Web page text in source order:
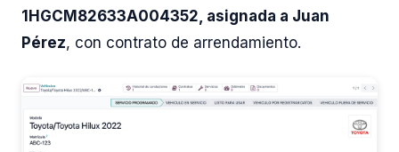
1HGCM82633A004352, asignada a Juan
Pérez, con contrato de arrendamiento.